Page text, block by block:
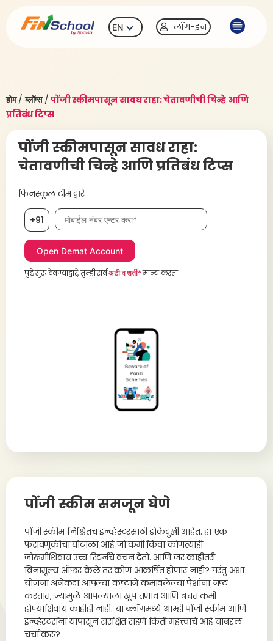
EN लॉग-इन
होम/ब्लॉग्स/पोंजी स्कीमपासून सावध राहा: चेतावणीची चिन्हे आणि
प्रतिबंध टिप्स
पोंजी स्कीमपासून सावध राहा:
चेतावणीची चिन्हे आणि प्रतिबंध टिप्स
फिनस्कूल टीमद्वारे
+91 मोबाईल नंबर, आवश्यक
पुढे सुरू ठेवण्याद्वारे, तुम्ही सर्वअटी व शर्ती*मान्य करता
पोंजी स्कीम समजून घेणे
पोंजी स्कीम निश्चितच इन्व्हेस्टरसाठी डोकेदुखी आहेत. हा एक
फसवणूकीचा घोटाळा आहे जो कमी किंवा कोणत्याही
जोखमीशिवाय उच्च रिटर्नचे वचन देतो. आणि जर काहीतरी
विनामूल्य ऑफर केले तर कोण आकर्षित होणार नाही? परंतु अशा
योजना अनेकदा आपल्या कष्टाने कमावलेल्या पैशांना नष्ट
करतात, ज्यामुळे आपल्याला खूप तणाव आणि बचत कमी
होण्याशिवाय काहीही नाही. या ब्लॉगमध्ये आम्ही पोंजी स्कीम आणि
इन्व्हेस्टर्सना यापासून संरक्षित राहणे किती महत्त्वाचे आहे याबद्दल
चर्चा करू?